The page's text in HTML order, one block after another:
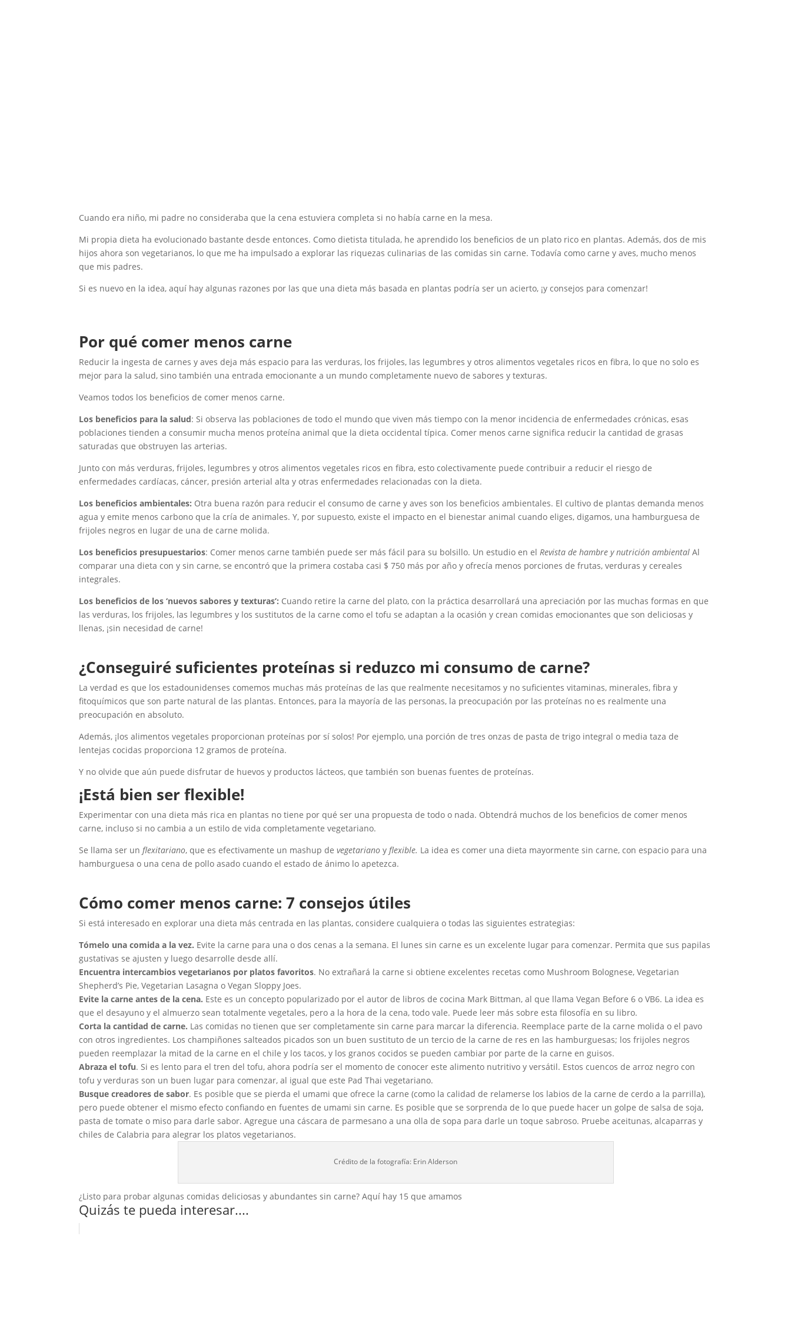
Cuando era niño, mi padre no consideraba que la cena estuviera completa si no había carne en la mesa.
Mi propia dieta ha evolucionado bastante desde entonces. Como dietista titulada, he aprendido los beneficios de un plato rico en plantas. Además, dos de mis
hijos ahora son vegetarianos, lo que me ha impulsado a explorar las riquezas culinarias de las comidas sin carne. Todavía como carne y aves, mucho menos
que mis padres.
Si es nuevo en la idea, aquí hay algunas razones por las que una dieta más basada en plantas podría ser un acierto, ¡y consejos para comenzar!
Por qué comer menos carne
Reducir la ingesta de carnes y aves deja más espacio para las verduras, los frijoles, las legumbres y otros alimentos vegetales ricos en fibra, lo que no solo es
mejor para la salud, sino también una entrada emocionante a un mundo completamente nuevo de sabores y texturas.
Veamos todos los beneficios de comer menos carne.
Los beneficios para la salud: Si observa las poblaciones de todo el mundo que viven más tiempo con la menor incidencia de enfermedades crónicas, esas
poblaciones tienden a consumir mucha menos proteína animal que la dieta occidental típica. Comer menos carne significa reducir la cantidad de grasas
saturadas que obstruyen las arterias.
Junto con más verduras, frijoles, legumbres y otros alimentos vegetales ricos en fibra, esto colectivamente puede contribuir a reducir el riesgo de
enfermedades cardíacas, cáncer, presión arterial alta y otras enfermedades relacionadas con la dieta.
Los beneficios ambientales: Otra buena razón para reducir el consumo de carne y aves son los beneficios ambientales. El cultivo de plantas demanda menos
agua y emite menos carbono que la cría de animales. Y, por supuesto, existe el impacto en el bienestar animal cuando eliges, digamos, una hamburguesa de
frijoles negros en lugar de una de carne molida.
Los beneficios presupuestarios: Comer menos carne también puede ser más fácil para su bolsillo. Un estudio en elRevista de hambre y nutrición ambientalAl
comparar una dieta con y sin carne, se encontró que la primera costaba casi $ 750 más por año y ofrecía menos porciones de frutas, verduras y cereales
integrales.
Los beneficios de los ‘nuevos sabores y texturas’: Cuando retire la carne del plato, con la práctica desarrollará una apreciación por las muchas formas en que
las verduras, los frijoles, las legumbres y los sustitutos de la carne como el tofu se adaptan a la ocasión y crean comidas emocionantes que son deliciosas y
llenas, ¡sin necesidad de carne!
¿Conseguiré suficientes proteínas si reduzco mi consumo de carne?
La verdad es que los estadounidenses comemos muchas más proteínas de las que realmente necesitamos y no suficientes vitaminas, minerales, fibra y
fitoquímicos que son parte natural de las plantas. Entonces, para la mayoría de las personas, la preocupación por las proteínas no es realmente una
preocupación en absoluto.
Además, ¡los alimentos vegetales proporcionan proteínas por sí solos! Por ejemplo, una porción de tres onzas de pasta de trigo integral o media taza de
lentejas cocidas proporciona 12 gramos de proteína.
Y no olvide que aún puede disfrutar de huevos y productos lácteos, que también son buenas fuentes de proteínas.
¡Está bien ser flexible!
Experimentar con una dieta más rica en plantas no tiene por qué ser una propuesta de todo o nada. Obtendrá muchos de los beneficios de comer menos
carne, incluso si no cambia a un estilo de vida completamente vegetariano.
Se llama ser unflexitariano, que es efectivamente un mashup devegetariano yflexible. La idea es comer una dieta mayormente sin carne, con espacio para una
hamburguesa o una cena de pollo asado cuando el estado de ánimo lo apetezca.
Cómo comer menos carne: 7 consejos útiles
Si está interesado en explorar una dieta más centrada en las plantas, considere cualquiera o todas las siguientes estrategias:
Tómelo una comida a la vez. Evite la carne para una o dos cenas a la semana. El lunes sin carne es un excelente lugar para comenzar. Permita que sus papilas
gustativas se ajusten y luego desarrolle desde allí.
Encuentra intercambios vegetarianos por platos favoritos. No extrañará la carne si obtiene excelentes recetas como Mushroom Bolognese, Vegetarian
Shepherd’s Pie, Vegetarian Lasagna o Vegan Sloppy Joes.
Evite la carne antes de la cena. Este es un concepto popularizado por el autor de libros de cocina Mark Bittman, al que llama Vegan Before 6 o VB6. La idea es
que el desayuno y el almuerzo sean totalmente vegetales, pero a la hora de la cena, todo vale. Puede leer más sobre esta filosofía en su libro.
Corta la cantidad de carne. Las comidas no tienen que ser completamente sin carne para marcar la diferencia. Reemplace parte de la carne molida o el pavo
con otros ingredientes. Los champiñones salteados picados son un buen sustituto de un tercio de la carne de res en las hamburguesas; los frijoles negros
pueden reemplazar la mitad de la carne en el chile y los tacos, y los granos cocidos se pueden cambiar por parte de la carne en guisos.
Abraza el tofu. Si es lento para el tren del tofu, ahora podría ser el momento de conocer este alimento nutritivo y versátil. Estos cuencos de arroz negro con
tofu y verduras son un buen lugar para comenzar, al igual que este Pad Thai vegetariano.
Busque creadores de sabor. Es posible que se pierda el umami que ofrece la carne (como la calidad de relamerse los labios de la carne de cerdo a la parrilla),
pero puede obtener el mismo efecto confiando en fuentes de umami sin carne. Es posible que se sorprenda de lo que puede hacer un golpe de salsa de soja,
pasta de tomate o miso para darle sabor. Agregue una cáscara de parmesano a una olla de sopa para darle un toque sabroso. Pruebe aceitunas, alcaparras y
chiles de Calabria para alegrar los platos vegetarianos.
Crédito de la fotografía: Erin Alderson
¿Listo para probar algunas comidas deliciosas y abundantes sin carne? Aquí hay 15 que amamos
Quizás te pueda interesar....